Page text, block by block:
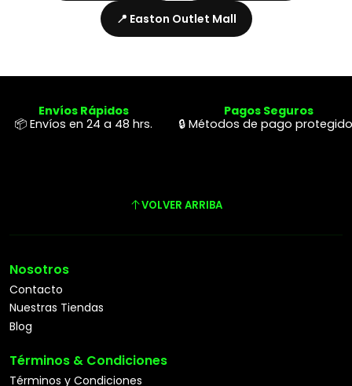
📍 Easton Outlet Mall
Envíos Rápidos
📦 Envíos en 24 a 48 hrs.
Pagos Seguros
🔒 Métodos de pago
VOLVER ARRIBA
Nosotros
Contacto
Nuestras Tiendas
Blog
Términos & Condiciones
Términos y Condiciones